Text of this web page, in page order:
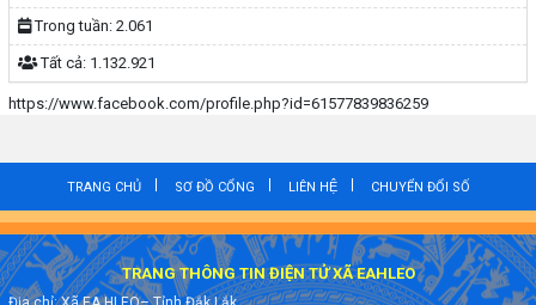
Trong tuần: 2.061
Tất cả: 1.132.921
https://www.facebook.com/profile.php?id=61577839836259
TRANG CHỦ SƠ ĐỒ CỔNG LIÊN HỆ CHUYỂN ĐỔI SỐ
TRANG THÔNG TIN ĐIỆN TỬ XÃ EAHLEO